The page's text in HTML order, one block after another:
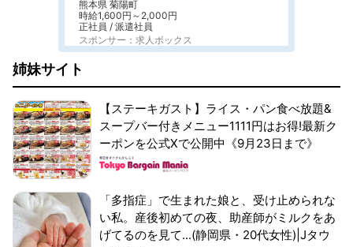
熊本県 菊陽町
時給1,600円～2,000円
正社員 / 派遣社員
スポンサー：求人ボックス
姉妹サイト
【ステーキガスト】ライス・パン食べ放題&
スープバー付きメニュー1111円はお得!最新ク
ーポンを公式Xで公開中《9月23日まで》
「多指症」で生まれた娘と、受け止められな
い私。産後初めての夜、助産師がミルクをあ
げてるのを見て...(静岡県・20代女性)|Jタウ